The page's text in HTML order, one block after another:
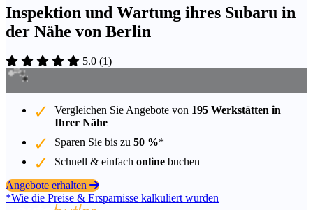
Inspektion und Wartung ihres Subaru in
der Nähe von Berlin
5.0 (1)
Vergleichen Sie Angebote von 195 Werkstätten in
Ihrer Nähe
Sparen Sie bis zu 50 %*
Schnell & einfach online buchen
Angebote erhalten
*Wie die Preise & Ersparnisse kalkuliert wurden